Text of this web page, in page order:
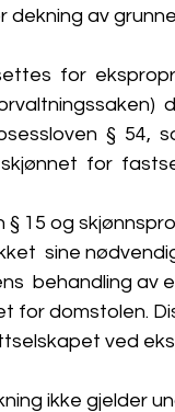
av
for
§  54,
for
15 og
sine
behandling av
for domstolen.
ved
ikke gjelder